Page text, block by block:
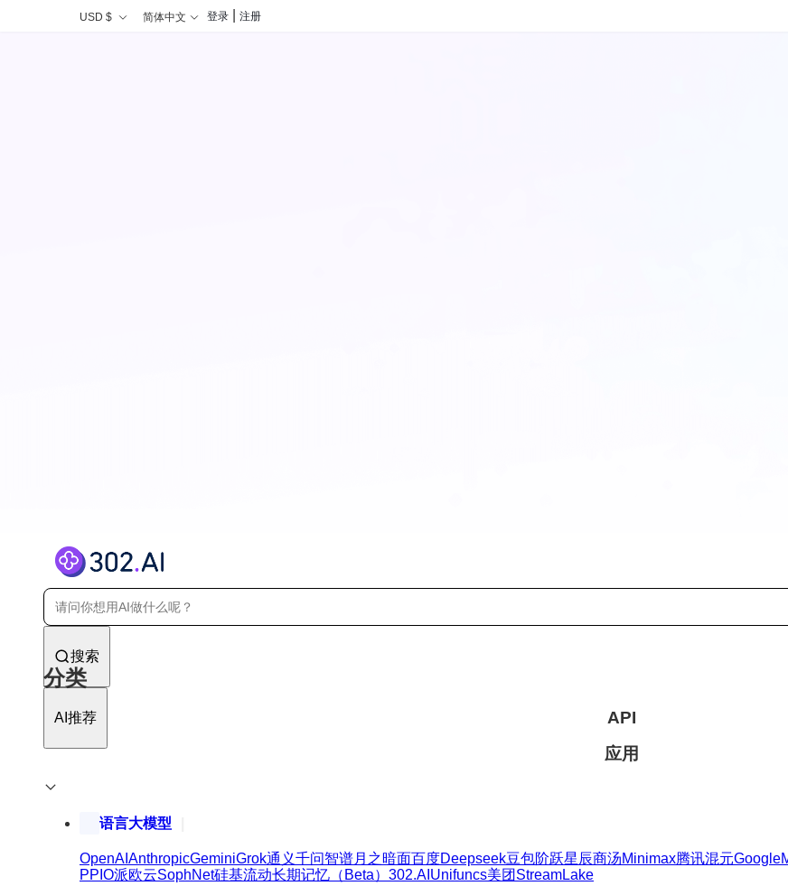
USD $ 简体中文 登录 注册
搜索
AI推荐
分类
API
应用
语言大模型
OpenAI AnthropicGeminiGrok通义千问智谱月之暗面百度Deepseek豆包阶跃星辰商汤Minimax腾讯混元Google
PPIO派欧云SophNet硅基流动长期记忆（Beta） 302.AI Unifuncs美团 StreamLake